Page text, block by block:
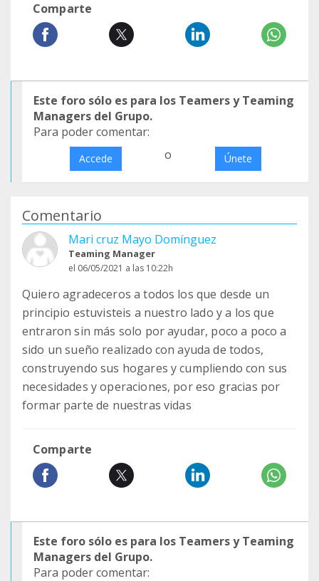
Comparte
Este foro sólo es para los Teamers y Teaming
Managers del Grupo.
Para poder comentar:
Accede o Únete
Comentario
Mari cruz Mayo Domínguez
Teaming Manager
el 06/05/2021 a las 10:22h
Quiero agradeceros a todos los que desde un
principio estuvisteis a nuestro lado y a los que
entraron sin más solo por ayudar, poco a poco a
sido un sueño realizado con ayuda de todos,
construyendo sus hogares y cumpliendo con sus
necesidades y operaciones, por eso gracias por
formar parte de nuestras vidas
Comparte
Este foro sólo es para los Teamers y Teaming
Managers del Grupo.
Para poder comentar: